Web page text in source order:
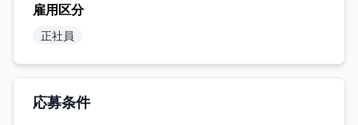
雇用区分
正社員
応募条件